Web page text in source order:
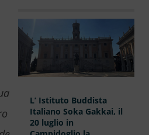
L’ Istituto Buddista
Italiano Soka Gakkai, il
20 luglio in